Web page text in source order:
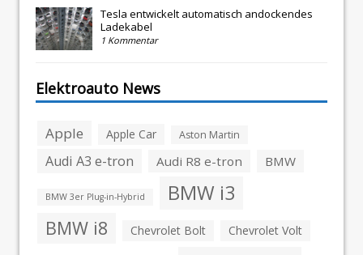
Tesla entwickelt automatisch andockendes
Ladekabel
1 Kommentar
Elektroauto News
Apple Apple Car Aston Martin
Audi A3 e-tron Audi R8 e-tron BMW
BMW 3er Plug-in-Hybrid BMW i3
BMW i8 Chevrolet Bolt Chevrolet Volt